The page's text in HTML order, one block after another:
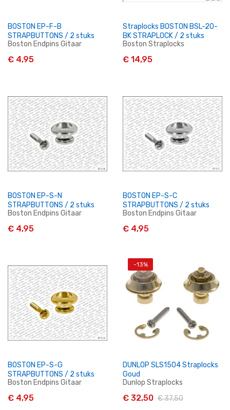
In Winkelwagen
BOSTON EP-F-B
STRAPBUTTONS / 2 stuks
Boston Endpins Gitaar
€ 4,95
In Winkelwagen
Straplocks BOSTON BSL-20-
BK STRAPLOCK / 2 stuks
Boston Straplocks
€ 14,95
In Winkelwagen
BOSTON EP-S-N
STRAPBUTTONS / 2 stuks
Boston Endpins Gitaar
€ 4,95
In Winkelwagen
BOSTON EP-S-C
STRAPBUTTONS / 2 stuks
Boston Endpins Gitaar
€ 4,95
BOSTON EP-S-G
STRAPBUTTONS / 2 stuks
Boston Endpins Gitaar
€ 4,95
-13%
DUNLOP SLS1504 Straplocks
Goud
Dunlop Straplocks
€ 32,50 € 37,50